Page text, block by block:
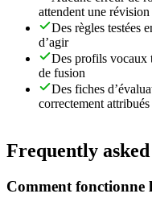
attendent une révision
Des règles testées
d’agir
Des profils vocaux
de fusion
Des fiches
correctement attribués
Frequently
Comment fonctionne